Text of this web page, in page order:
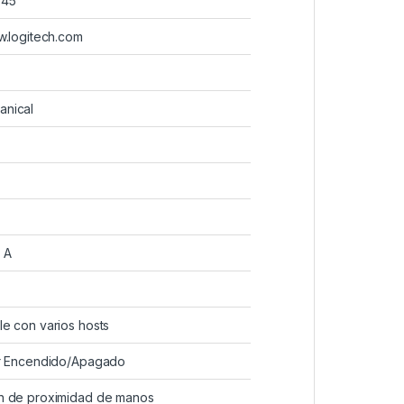
A
con varios hosts
Encendido/Apagado
de proximidad de manos